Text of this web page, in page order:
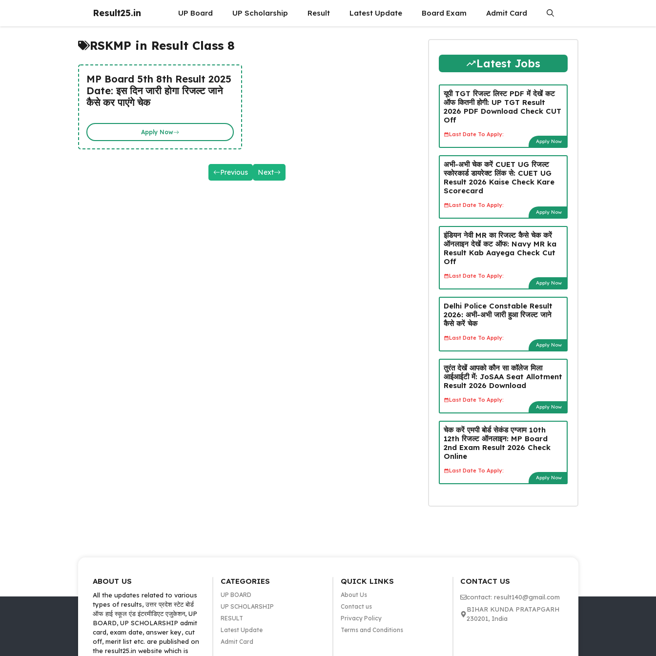
Result25.in UP Board UP Scholarship Result Latest Update Board Exam Admit Card
RSKMP in Result Class 8
MP Board 5th 8th Result 2025
Date: इस दिन जारी होगा रिजल्ट जाने
कैसे कर पाएंगे चेक
Apply Now
Previous Next
Latest Jobs
यूपी TGT रिजल्ट लिस्ट PDF में देखें कट
ऑफ कितनी होगी: UP TGT Result
2026 PDF Download Check CUT
Off
Last Date To Apply:
Apply Now
अभी-अभी चेक करें CUET UG रिजल्ट
स्कोरकार्ड डायरेक्ट लिंक से: CUET UG
Result 2026 Kaise Check Kare
Scorecard
Last Date To Apply:
Apply Now
इंडियन नेवी MR का रिजल्ट कैसे चेक करें
ऑनलाइन देखें कट ऑफ: Navy MR ka
Result Kab Aayega Check Cut
Off
Last Date To Apply:
Apply Now
Delhi Police Constable Result
2026: अभी-अभी जारी हुआ रिजल्ट जाने
कैसे करें चेक
Last Date To Apply:
Apply Now
तुरंत देखें आपको कौन सा कॉलेज मिला
आईआईटी में: JoSAA Seat Allotment
Result 2026 Download
Last Date To Apply:
Apply Now
चेक करें एमपी बोर्ड सेकंड एग्जाम 10th
12th रिजल्ट ऑनलाइन: MP Board
2nd Exam Result 2026 Check
Online
Last Date To Apply:
Apply Now
ABOUT US
All the updates related to various
types of results, उत्तर प्रदेश स्टेट बोर्ड
ऑफ हाई स्कूल एंड इंटरमीडिएट एजुकेशन, UP
BOARD, UP SCHOLARSHIP admit
card, exam date, answer key, cut
off, merit list etc. are published on
the result25.in website which is
CATEGORIES
UP BOARD
UP SCHOLARSHIP
RESULT
Latest Update
Admit Card
QUICK LINKS
About Us
Contact us
Privacy Policy
Terms and Conditions
CONTACT US
contact: result140@gmail.com
BIHAR KUNDA PRATAPGARH
230201, India